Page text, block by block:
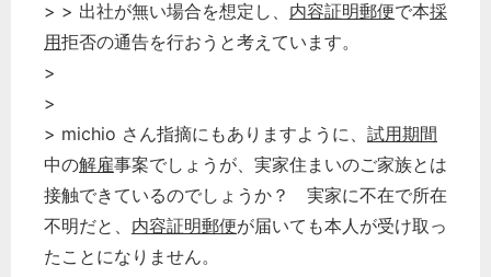
> > 出社が無い場合を想定し、 内容証明郵便で本採
用拒否の通告を行おうと考えています。
>
>
> michio さん指摘にもありますように、 試用期間
中の解雇事案でしょうが、実家住まいのご家族とは
接触できているのでしょうか？ 実家に不在で所在
不明だと、 内容証明郵便が届いても本人が受け取っ
たことになりません。